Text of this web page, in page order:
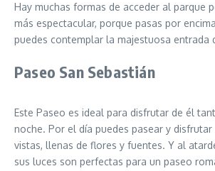
Hay muchas formas de acceder al parque
más espectacular, porque pasas por
puedes contemplar la majestuosa entrada
Paseo San Sebastián
Este Paseo es ideal para disfrutar de él
noche. Por el día puedes pasear y disfrutar
vistas, llenas de flores y fuentes. Y al
sus luces son perfectas para un paseo